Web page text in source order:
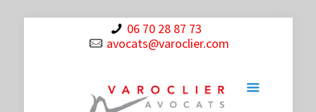
06 70 28 87 73
avocats@varoclier.com